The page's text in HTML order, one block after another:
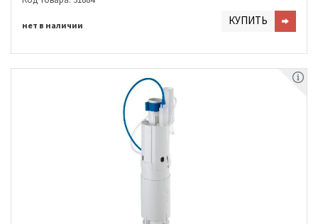
нет в наличии КУПИТЬ